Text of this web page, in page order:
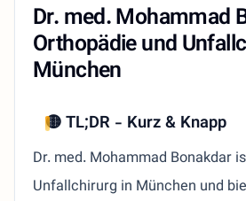
Dr. med. Mohammad
Orthopädie und
München
🟡 TL;DR - Kurz & Knapp
Dr. med. Mohammad Bonakdar
Unfallchirurg in München und